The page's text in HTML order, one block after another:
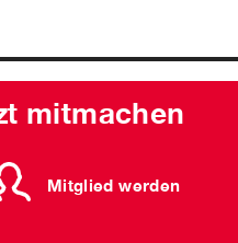
mitmachen
Mitglied werden